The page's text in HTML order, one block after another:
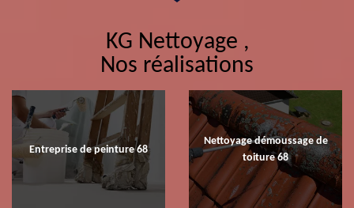
KG Nettoyage ,
Nos réalisations
Entreprise de peinture 68
Nettoyage démoussage de
toiture 68